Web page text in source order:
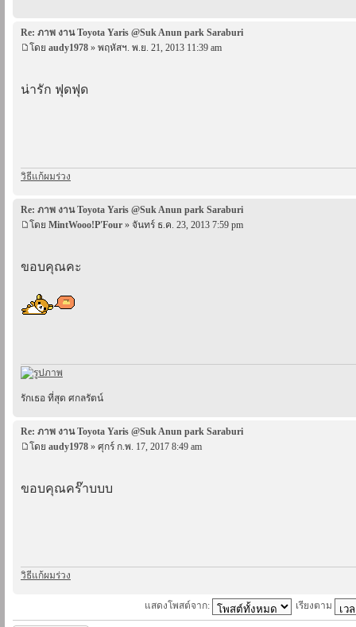
Re: ภาพ งาน Toyota Yaris @Suk Anun park Saraburi
โดย audy1978 » พฤหัสฯ. พ.ย. 21, 2013 11:39 am
น่ารัก ฟุดฟุด
วิธีแก้ผมร่วง
Re: ภาพ งาน Toyota Yaris @Suk Anun park Saraburi
โดย MintWooo!P'Four » จันทร์ ธ.ค. 23, 2013 7:59 pm
ขอบคุณคะ
รักเธอ ที่สุด ศกลรัตน์
Re: ภาพ งาน Toyota Yaris @Suk Anun park Saraburi
โดย audy1978 » ศุกร์ ก.พ. 17, 2017 8:49 am
ขอบคุณคร๊าบบบ
วิธีแก้ผมร่วง
แสดงโพสต์จาก: เรียงตาม